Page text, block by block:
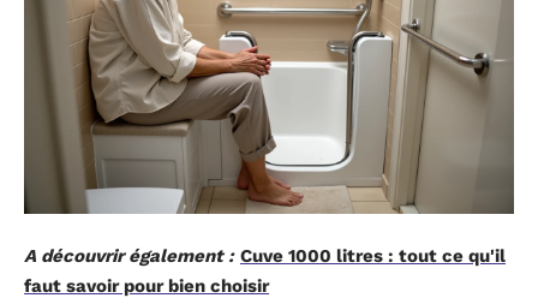
A découvrir également : Cuve 1000 litres : tout ce qu'il
faut savoir pour bien choisir